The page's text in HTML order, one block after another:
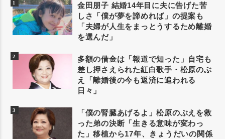
金田朋子 結婚14年目に夫に告げた苦
しさ「僕が夢を諦めれば」の提案も
「夫婦が人生をまっとうするため離婚
を選んだ」
多額の借金は「報道で知った」自宅も
差し押さえられた紅白歌手・松原のぶ
え「離婚後の今も返済に追われる
日々」
「僕の腎臓あげるよ」松原のぶえを救
った弟の決断「生きる意味が変わっ
た」移植から17年、きょうだいの関係